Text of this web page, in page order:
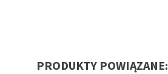
PRODUKTY POWIĄZANE: